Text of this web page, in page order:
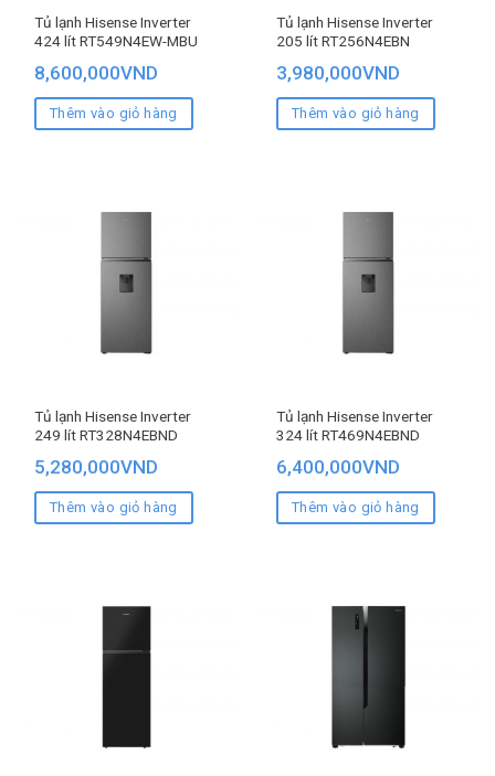
Tủ lạnh Hisense Inverter
424 lít RT549N4EW-MBU
8,600,000VND
Thêm vào giỏ hàng
Tủ lạnh Hisense Inverter
205 lít RT256N4EBN
3,980,000VND
Thêm vào giỏ hàng
Tủ lạnh Hisense Inverter
249 lít RT328N4EBND
5,280,000VND
Thêm vào giỏ hàng
Tủ lạnh Hisense Inverter
324 lít RT469N4EBND
6,400,000VND
Thêm vào giỏ hàng